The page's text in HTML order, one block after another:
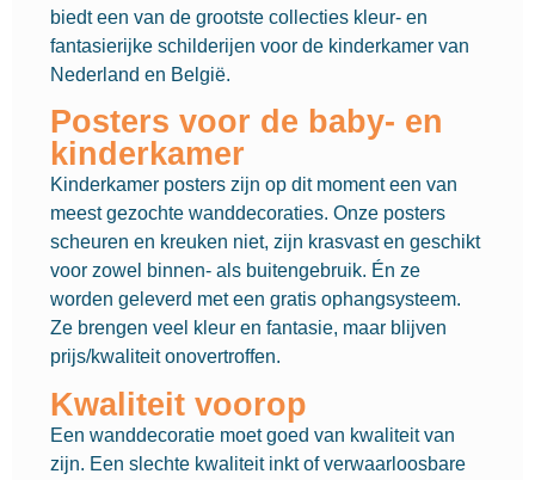
biedt een van de grootste collecties kleur- en
fantasierijke schilderijen voor de kinderkamer van
Nederland en België.
Posters voor de baby- en
kinderkamer
Kinderkamer posters zijn op dit moment een van
meest gezochte wanddecoraties. Onze posters
scheuren en kreuken niet, zijn krasvast en geschikt
voor zowel binnen- als buitengebruik. Én ze
worden geleverd met een gratis ophangsysteem.
Ze brengen veel kleur en fantasie, maar blijven
prijs/kwaliteit onovertroffen.
Kwaliteit voorop
Een wanddecoratie moet goed van kwaliteit van
zijn. Een slechte kwaliteit inkt of verwaarloosbare